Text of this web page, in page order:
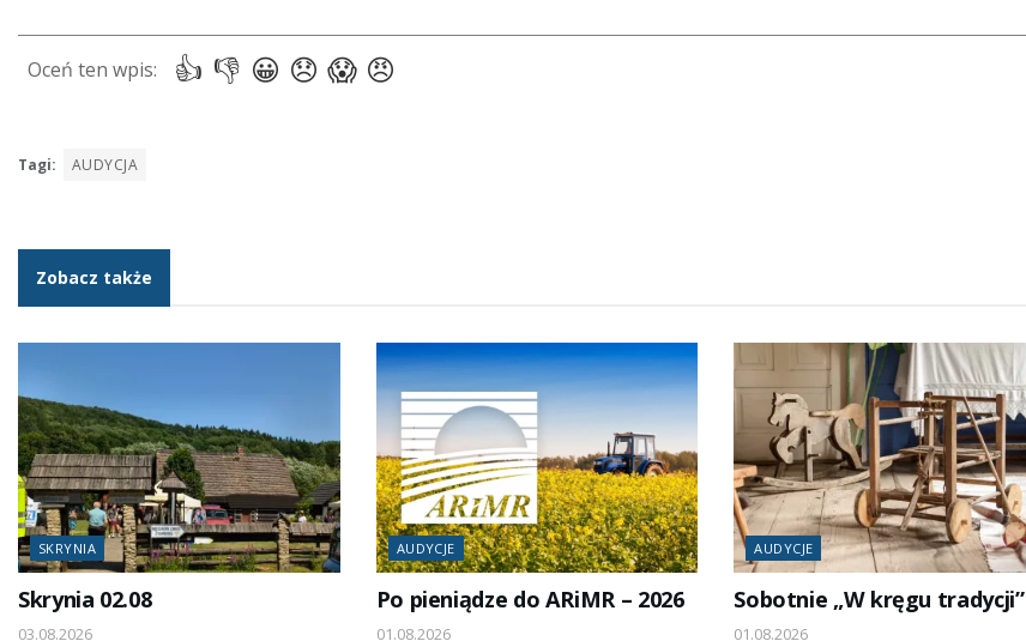
Tagi: AUDYCJA
Zobacz także
SKRYNIA
Skrynia 02.08
03.08.2026
AUDYCJE
Po pieniądze do ARiMR – 2026
01.08.2026
AUDYCJE
Sobotnie „W kręgu tradycji”
01.08.2026